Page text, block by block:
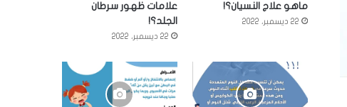
ماهو علاج النسيان؟!
22 ديسمبر، 2022
علامات ظهور سرطان
الجلد؟!
22 ديسمبر، 2022